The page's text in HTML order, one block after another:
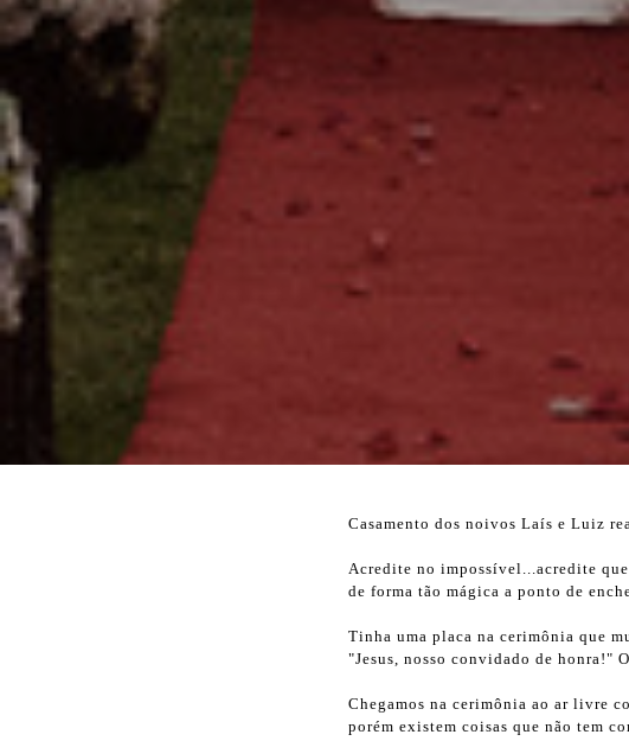
Casamento dos noivos Laís e Luiz
Acredite no impossível...acredite
de forma tão mágica a ponto de
Tinha uma placa na cerimônia que
"Jesus, nosso convidado de honra!"
Chegamos na cerimônia ao ar livre
porém existem coisas que não tem